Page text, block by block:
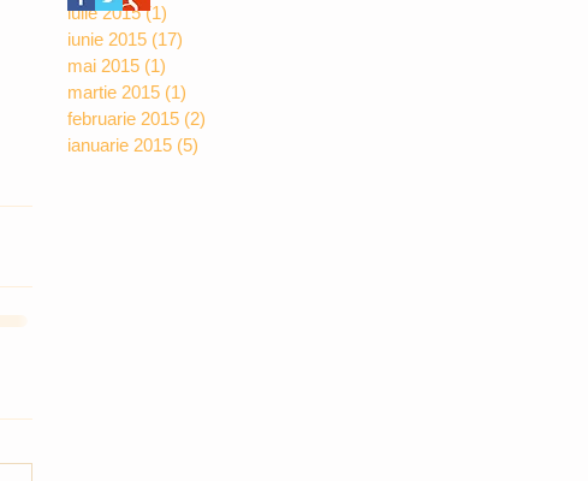
iulie 2015 (1)
iunie 2015 (17)
mai 2015 (1)
martie 2015 (1)
februarie 2015 (2)
ianuarie 2015 (5)